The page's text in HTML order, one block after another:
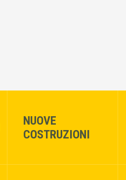
NUOVE
COSTRUZIONI